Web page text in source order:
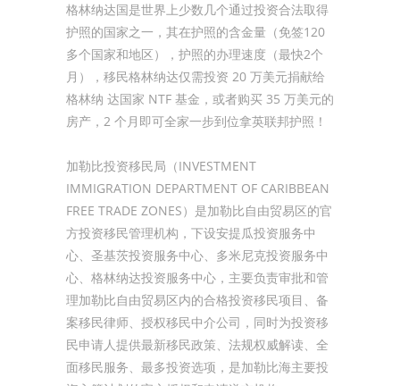
格林纳达国是世界上少数几个通过投资合法取得
护照的国家之一，其在护照的含金量（免签120
多个国家和地区），护照的办理速度（最快2个
月），移民格林纳达仅需投资 20 万美元捐献给
格林纳 达国家 NTF 基金，或者购买 35 万美元的
房产，2 个月即可全家一步到位拿英联邦护照！
加勒比投资移民局（INVESTMENT
IMMIGRATION DEPARTMENT OF CARIBBEAN
FREE TRADE ZONES）是加勒比自由贸易区的官
方投资移民管理机构，下设安提瓜投资服务中
心、圣基茨投资服务中心、多米尼克投资服务中
心、格林纳达投资服务中心，主要负责审批和管
理加勒比自由贸易区内的合格投资移民项目、备
案移民律师、授权移民中介公司，同时为投资移
民申请人提供最新移民政策、法规权威解读、全
面移民服务、最多投资选项，是加勒比海主要投